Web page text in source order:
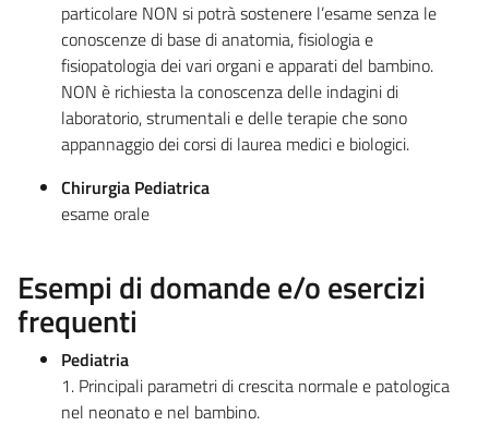
particolare NON si potrà sostenere l’esame senza le
conoscenze di base di anatomia, fisiologia e
fisiopatologia dei vari organi e apparati del bambino.
NON è richiesta la conoscenza delle indagini di
laboratorio, strumentali e delle terapie che sono
appannaggio dei corsi di laurea medici e biologici.
Chirurgia Pediatrica
esame orale
Esempi di domande e/o esercizi
frequenti
Pediatria
1. Principali parametri di crescita normale e patologica
nel neonato e nel bambino.